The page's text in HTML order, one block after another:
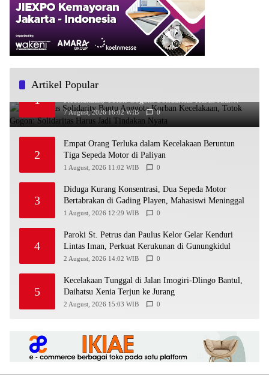
Artikel Popular
1
Ra’Nggagas Solidarity Bantu Anggota Korban
Kecelakaan, Totok Gogon: Solidaritas Harus Jadi
Tindakan Nyata
7 August, 2026 16:02 WIB 0
2
Empat Orang Terluka dalam Kecelakaan Beruntun
Tiga Sepeda Motor di Paliyan
1 August, 2026 11:02 WIB 0
3
Diduga Kurang Konsentrasi, Dua Sepeda Motor
Bertabrakan di Gading Playen, Mahasiswi Meninggal
1 August, 2026 12:29 WIB 0
4
Paroki St. Petrus dan Paulus Kelor Gelar Kenduri
Lintas Iman, Perkuat Kerukunan di Gunungkidul
2 August, 2026 14:02 WIB 0
5
Kecelakaan Tunggal di Jalan Imogiri-Dlingo Bantul,
Daihatsu Xenia Terjun ke Jurang
2 August, 2026 15:03 WIB 0